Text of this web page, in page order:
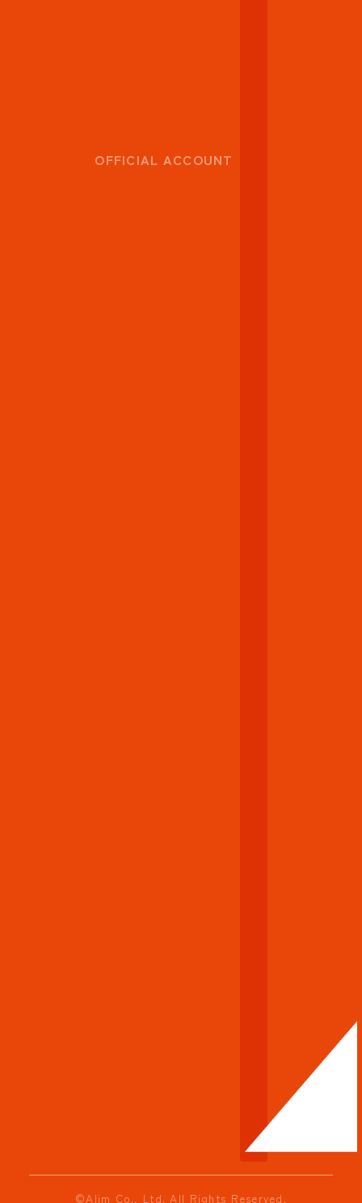
OFFICIAL ACCOUNT
©Alim Co., Ltd. All Rights Reserved.